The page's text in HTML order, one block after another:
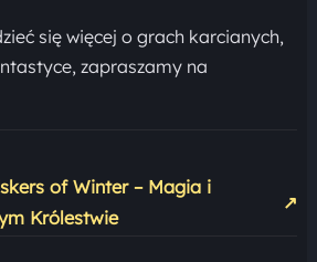
się więcej o grach karcianych,
zapraszamy na
of Winter – Magia i
Królestwie
↗